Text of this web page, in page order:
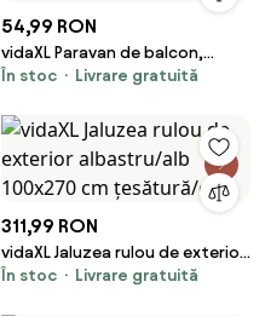
54,99 RON
vidaXL Paravan de balcon,
galben, 90x500 cm, HDPE
În stoc Livrare gratuită
311,99 RON
vidaXL Jaluzea rulou de exterior
albastru/alb 100x270 cm
În stoc Livrare gratuită